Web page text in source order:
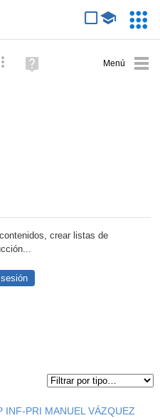
avanzada
Ayuda
(en
crear listas de
sesión
INF-PRI MANUEL VÁZQUEZ